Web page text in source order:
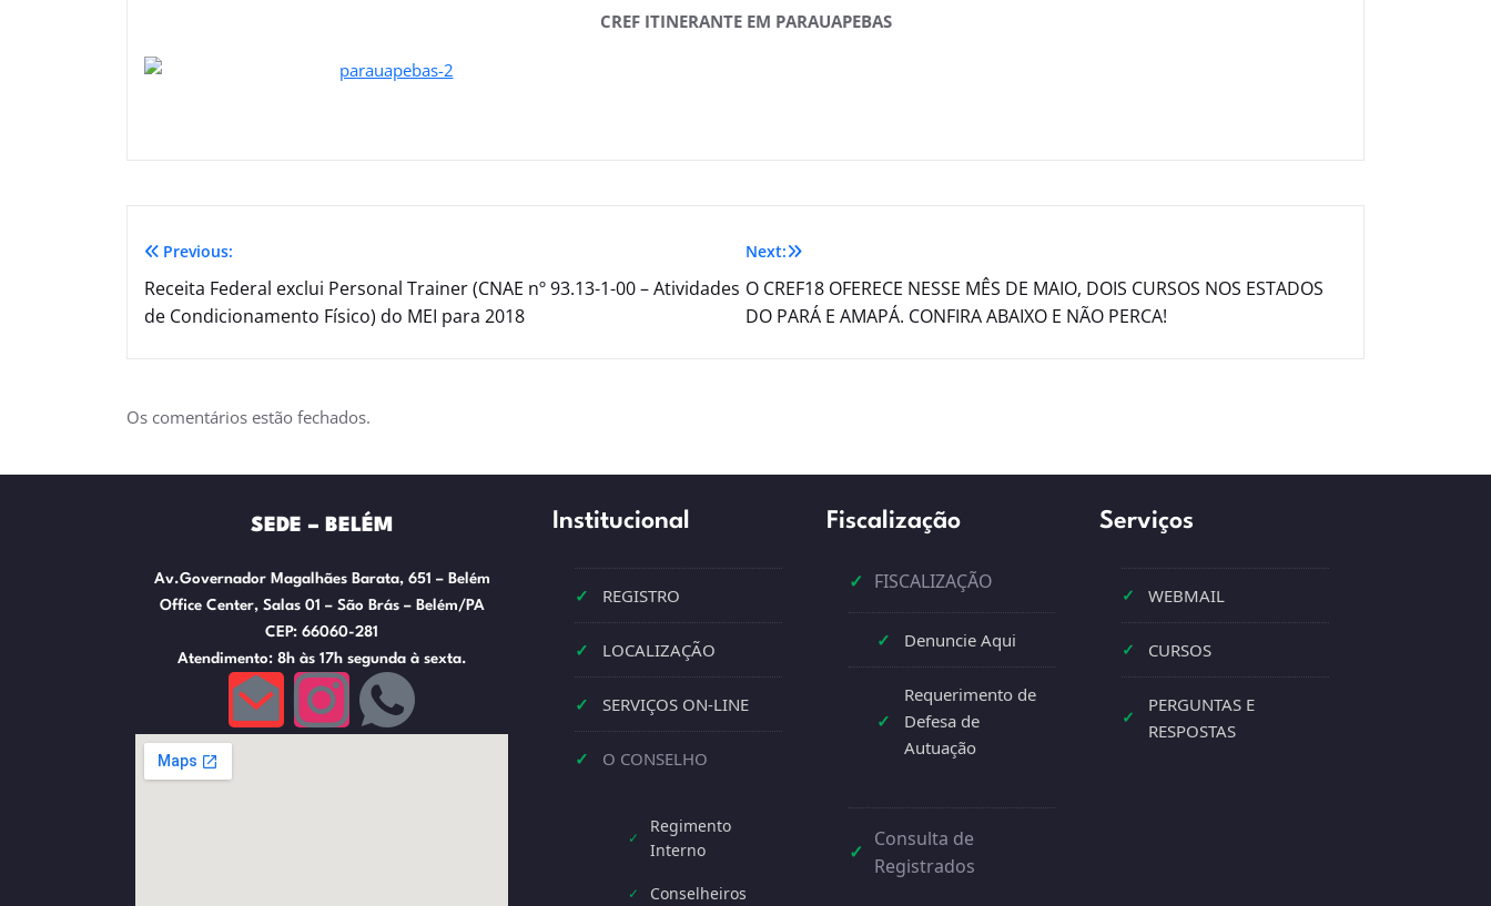
CREF ITINERANTE EM PARAUAPEBAS
Previous:
Receita Federal exclui Personal Trainer (CNAE nº 93.13-1-00 – Atividades
de Condicionamento Físico) do MEI para 2018
Next:
O CREF18 OFERECE NESSE MÊS DE MAIO, DOIS CURSOS NOS ESTADOS
DO PARÁ E AMAPÁ. CONFIRA ABAIXO E NÃO PERCA!
Os comentários estão fechados.
SEDE – BELÉM
Av.Governador Magalhães Barata, 651 – Belém
Office Center, Salas 01 – São Brás – Belém/PA
CEP: 66060-281
Atendimento: 8h às 17h segunda à sexta.
Institucional
✓ REGISTRO
✓ LOCALIZAÇÃO
✓ SERVIÇOS ON-LINE
✓ O CONSELHO
✓
Regimento
Interno
✓ Conselheiros
Fiscalização
✓ FISCALIZAÇÃO
✓ Denuncie Aqui
✓
Requerimento de
Defesa de
Autuação
✓
Consulta de
Registrados
Serviços
✓ WEBMAIL
✓ CURSOS
✓
PERGUNTAS E
RESPOSTAS